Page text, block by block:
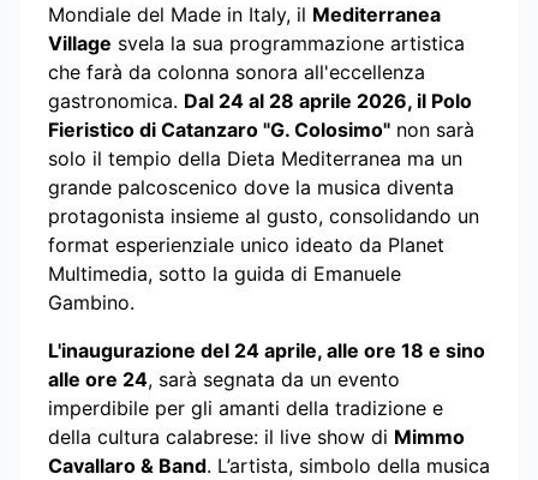
Mondiale del Made in Italy, il Mediterranea
Village svela la sua programmazione artistica
che farà da colonna sonora all'eccellenza
gastronomica. Dal 24 al 28 aprile 2026, il Polo
Fieristico di Catanzaro "G. Colosimo" non sarà
solo il tempio della Dieta Mediterranea ma un
grande palcoscenico dove la musica diventa
protagonista insieme al gusto, consolidando un
format esperienziale unico ideato da Planet
Multimedia, sotto la guida di Emanuele
Gambino.
L'inaugurazione del 24 aprile, alle ore 18 e sino
alle ore 24, sarà segnata da un evento
imperdibile per gli amanti della tradizione e
della cultura calabrese: il live show di Mimmo
Cavallaro & Band. L’artista, simbolo della musica